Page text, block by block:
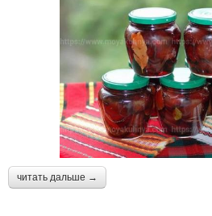
читать дальше →